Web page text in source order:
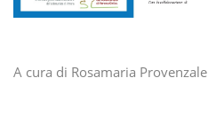
A cura di Rosamaria Provenzale